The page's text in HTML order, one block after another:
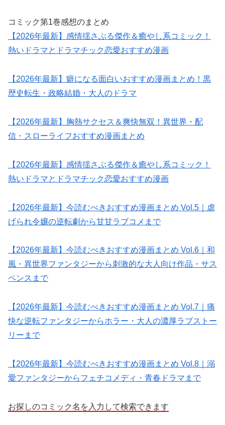
コミック第1巻感想のまとめ
【2026年最新】感情揺さぶる傑作＆癒やし系コミック！
熱いドラマとドラマチック恋愛おすすめ漫画
【2026年最新】癖になる面白いおすすめ漫画まとめ！黒
歴史転生・政略結婚・大人のドラマ
【2026年最新】胸熱サクセス＆爽快無双！異世界・配
信・スローライフおすすめ漫画まとめ
【2026年最新】感情揺さぶる傑作＆癒やし系コミック！
熱いドラマとドラマチック恋愛おすすめ漫画
【2026年最新】今読むべきおすすめ漫画まとめ Vol.5｜虐
げられ令嬢の逆転劇から甘甘ラブコメまで
【2026年最新】今読むべきおすすめ漫画まとめ Vol.6｜和
風・異世界ファンタジーから刺激的な大人向け作品・サス
ペンスまで
【2026年最新】今読むべきおすすめ漫画まとめ Vol.7｜痛
快な逆転ファンタジーからホラー・大人の濃厚ラブストー
リーまで
【2026年最新】今読むべきおすすめ漫画まとめ Vol.8｜溺
愛ファンタジーからフェチコメディ・青春ドラマまで
お探しのコミック名を入力して検索できます